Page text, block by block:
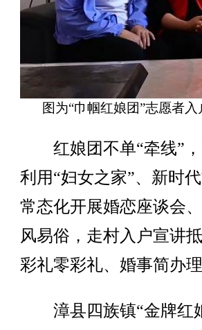
图为“巾帼红娘团”志愿者
红娘团不单“牵线”，
利用“妇女之家”、新时
常态化开展婚恋座谈会
风易俗，走村入户宣讲
彩礼零彩礼、婚事简办
漳县四族镇“金牌红